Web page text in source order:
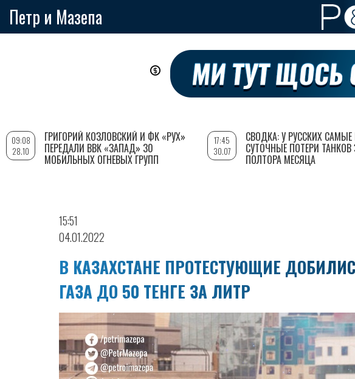
Петр и Мазепа
15:51
04.01.2022
В КАЗАХСТАНЕ ПРОТЕСТУЮЩИЕ
ГАЗА ДО 50 ТЕНГЕ ЗА ЛИТР
09:08
28.10
ГРИГОРИЙ КОЗЛОВСКИЙ И ФК «РУХ»
ПЕРЕДАЛИ ВВК «ЗАПАД» 30
МОБИЛЬНЫХ ОГНЕВЫХ ГРУПП
17:45
30.07
СВОДКА: У РУССКИХ
СУТОЧНЫЕ ПОТЕРИ ТАНКОВ
ПОЛТОРА МЕСЯЦА